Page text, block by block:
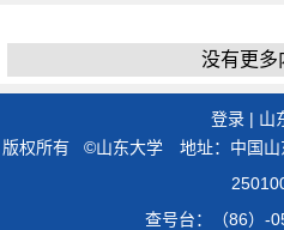
没有更多
登录 | 山
版权所有 ©山东大学 地址：中国山
查号台：（86）-